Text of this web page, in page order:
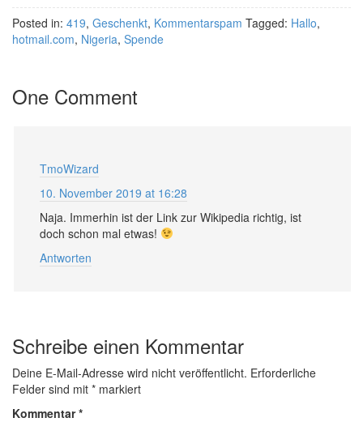
Posted in: 419, Geschenkt, Kommentarspam Tagged: Hallo,
hotmail.com, Nigeria, Spende
One Comment
TmoWizard
10. November 2019 at 16:28
Naja. Immerhin ist der Link zur Wikipedia richtig, ist
doch schon mal etwas!
Antworten
Schreibe einen Kommentar
Deine E-Mail-Adresse wird nicht veröffentlicht. Erforderliche
Felder sind mit * markiert
Kommentar*